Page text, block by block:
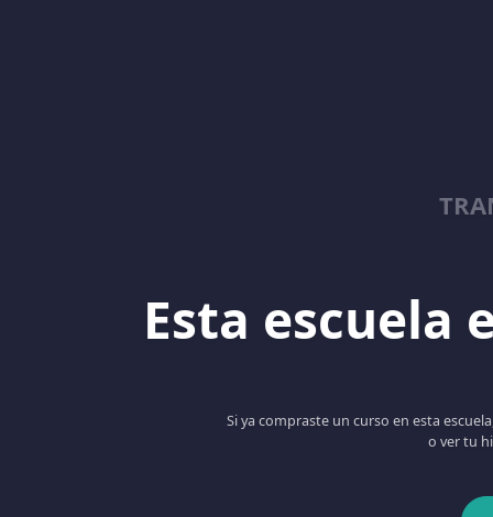
Esta escuela
Si ya compraste un curso en esta
o ver tu